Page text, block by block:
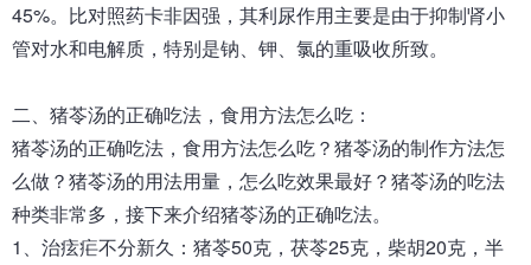
45%。比对照药卡非因强，其利尿作用主要是由于抑制肾小
管对水和电解质，特别是钠、钾、氯的重吸收所致。
二、 猪苓汤的正确吃法，食用方法怎么吃：
猪苓汤的正确吃法，食用方法怎么吃？猪苓汤的制作方法怎
么做？猪苓汤的用法用量，怎么吃效果最好？猪苓汤的吃法
种类非常多，接下来介绍猪苓汤的正确吃法。
1、治痃疟不分新久：猪苓50克，茯苓25克，柴胡20克，半